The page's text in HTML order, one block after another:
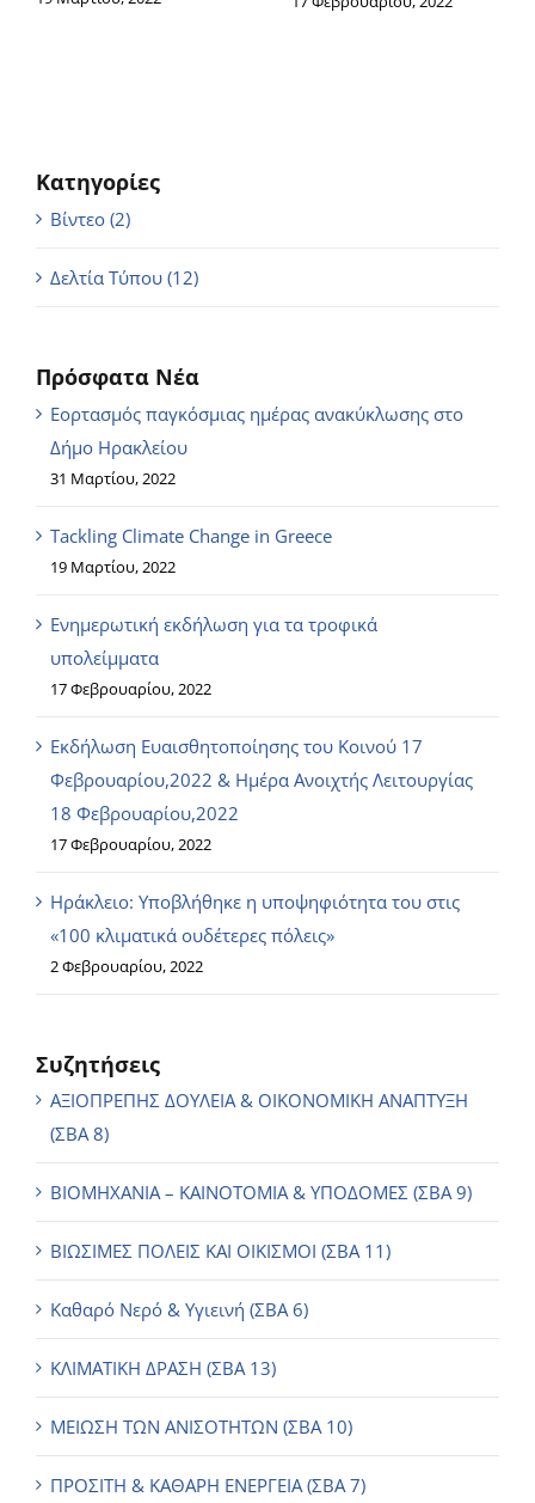
Κατηγορίες
Βίντεο (2)
Δελτία Τύπου (12)
Πρόσφατα Νέα
Εορτασμός παγκόσμιας ημέρας ανακύκλωσης στο
Δήμο Ηρακλείου
31 Μαρτίου, 2022
Tackling Climate Change in Greece
19 Μαρτίου, 2022
Ενημερωτική εκδήλωση για τα τροφικά
υπολείμματα
17 Φεβρουαρίου, 2022
Εκδήλωση Ευαισθητοποίησης του Κοινού 17
Φεβρουαρίου,2022 & Ημέρα Ανοιχτής Λειτουργίας
18 Φεβρουαρίου,2022
17 Φεβρουαρίου, 2022
Ηράκλειο: Υποβλήθηκε η υποψηφιότητα του στις
«100 κλιματικά ουδέτερες πόλεις»
2 Φεβρουαρίου, 2022
Συζητήσεις
ΑΞΙΟΠΡΕΠΗΣ ΔΟΥΛΕΙΑ & ΟΙΚΟΝΟΜΙΚΗ ΑΝΑΠΤΥΞΗ
(ΣΒΑ 8)
ΒΙΟΜΗΧΑΝΙΑ – ΚΑΙΝΟΤΟΜΙΑ & ΥΠΟΔΟΜΕΣ (ΣΒΑ 9)
ΒΙΩΣΙΜΕΣ ΠΟΛΕΙΣ ΚΑΙ ΟΙΚΙΣΜΟΙ (ΣΒΑ 11)
Καθαρό Νερό & Υγιεινή (ΣΒΑ 6)
ΚΛΙΜΑΤΙΚΗ ΔΡΑΣΗ (ΣΒΑ 13)
ΜΕΙΩΣΗ ΤΩΝ ΑΝΙΣΟΤΗΤΩΝ (ΣΒΑ 10)
ΠΡΟΣΙΤΗ & ΚΑΘΑΡΗ ΕΝΕΡΓΕΙΑ (ΣΒΑ 7)